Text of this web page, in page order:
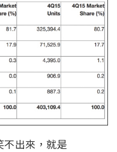
出來，就是